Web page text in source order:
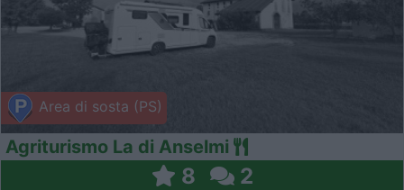
Area di sosta (PS)
Agriturismo La di Anselmi
8 2